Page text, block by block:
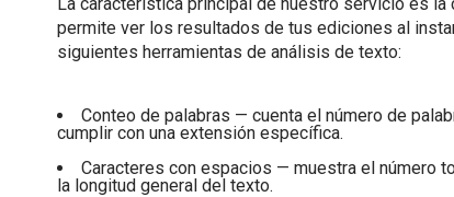
permite ver los resultados de tus ediciones al
siguientes herramientas de análisis de texto:
Conteo de palabras — cuenta el número de
cumplir con una extensión específica.
Caracteres con espacios — muestra el número
la longitud general del texto.